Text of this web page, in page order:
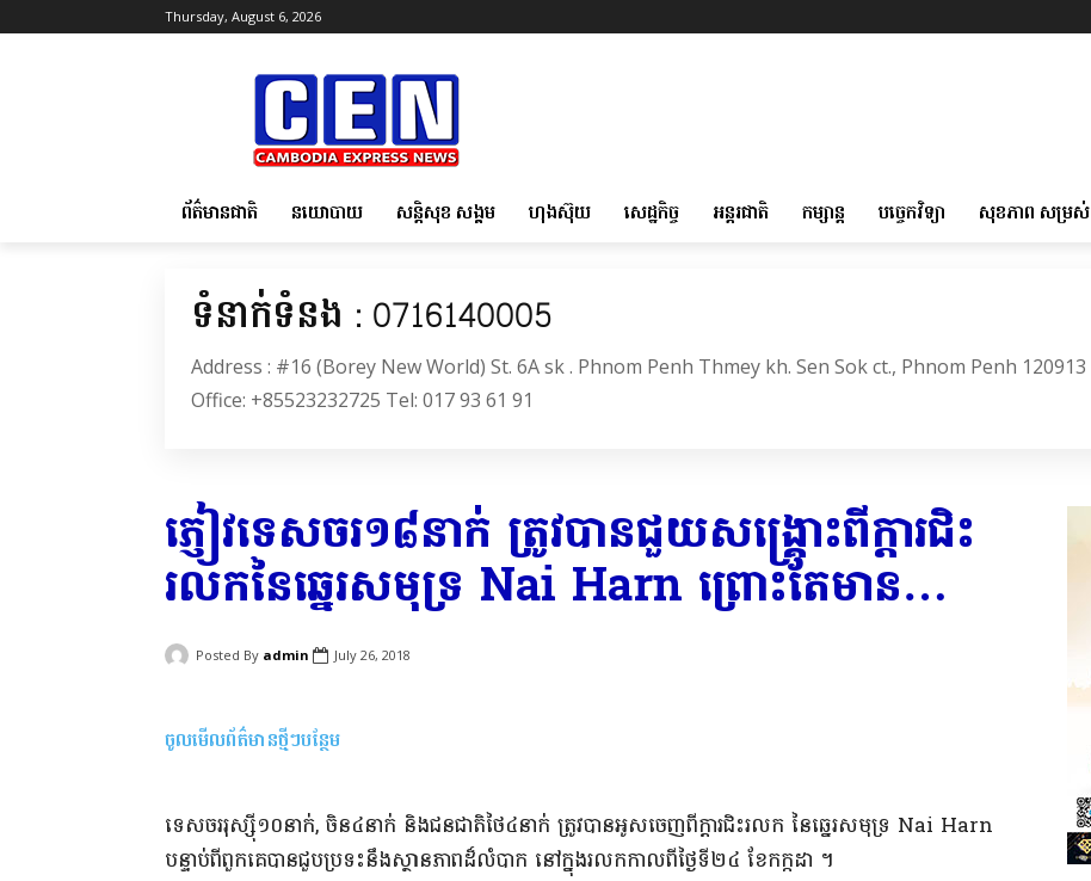
Thursday, August 6, 2026
ព័ត៌មានជាតិ នយោបាយ សន្តិសុខ សង្គម ហុងស៊ុយ សេដ្ឋកិច្ច អន្តរជាតិ កម្សាន្ត បច្ចេកវិទ្យា សុខភាព សម្រស់
ទំនាក់ទំនង : 0716140005
Address : #16 (Borey New World) St. 6A sk . Phnom Penh Thmey kh. Sen Sok ct., Phnom Penh 120913
Office: +85523232725 Tel: 017 93 61 91
​ភ្ញៀវទេសចរ​១៨​នាក់ ត្រូវបាន​ជួយសង្គ្រោះ​ពី​ក្តារ​ជិះ​
រលក​នៃ​ឆ្នេរសមុទ្រ Nai Harn ព្រោះ​តែមាន​…
Posted By admin July 26, 2018
ចូលមើលព័ត៌មានថ្មីៗបន្ថែម
​ទេសចរ​រុស្ស៊ី​១០​នាក់​, ចិន​៤​នាក់ និង​ជនជាតិ​ថៃ​៤​នាក់ ត្រូវបាន​អូស​ចេញពី​ក្តារ​ជិះ​រលក នៃ​ឆ្នេរសមុទ្រ Nai Harn
បន្ទាប់ពី​ពួកគេ​បាន​ជួបប្រទះ​នឹង​ស្ថានភាព​ដ៏​លំបាក នៅក្នុង​រលក​កាលពី​ថ្ងៃទី​២៤ ខែកក្កដា ។​